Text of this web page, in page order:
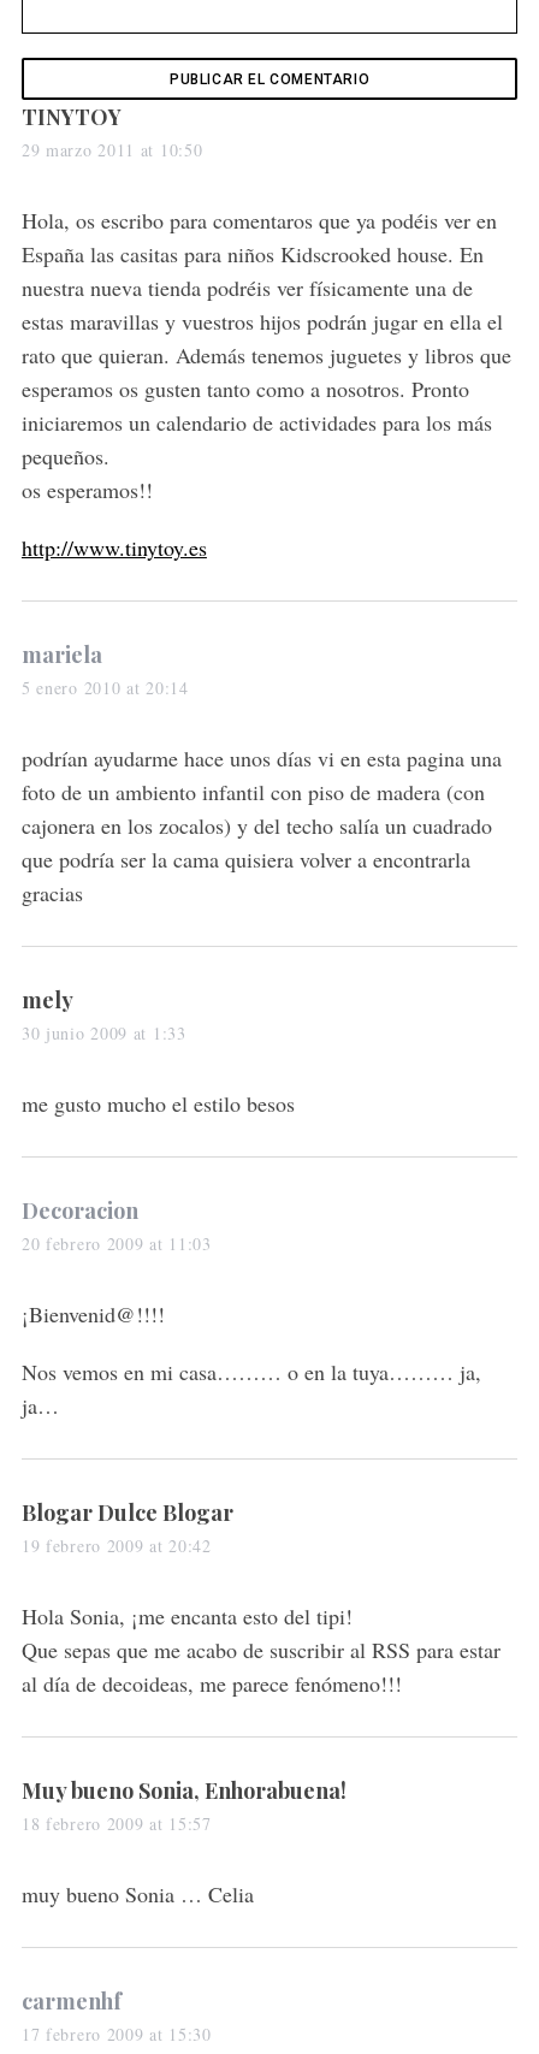
s
a
s
:
TINYTOY
29 marzo 2011 at 10:50
Hola, os escribo para comentaros que ya podéis ver en
España las casitas para niños Kidscrooked house. En
nuestra nueva tienda podréis ver físicamente una de
estas maravillas y vuestros hijos podrán jugar en ella el
rato que quieran. Además tenemos juguetes y libros que
esperamos os gusten tanto como a nosotros. Pronto
iniciaremos un calendario de actividades para los más
pequeños.
os esperamos!!
http://www.tinytoy.es
s
a
s
:
mariela
5 enero 2010 at 20:14
podrían ayudarme hace unos días vi en esta pagina una
foto de un ambiento infantil con piso de madera (con
cajonera en los zocalos) y del techo salía un cuadrado
que podría ser la cama quisiera volver a encontrarla
gracias
s
a
s
mely
30 junio 2009 at 1:33
me gusto mucho el estilo besos
s
a
s
Decoracion
20 febrero 2009 at 11:03
¡Bienvenid@!!!!
Nos vemos en mi casa……… o en la tuya……… ja,
ja…
s
a
s
:
Blogar Dulce Blogar
19 febrero 2009 at 20:42
Hola Sonia, ¡me encanta esto del tipi!
Que sepas que me acabo de suscribir al RSS para estar
al día de decoideas, me parece fenómeno!!!
s
a
s
Muy bueno Sonia, Enhorabuena!
18 febrero 2009 at 15:57
muy bueno Sonia … Celia
s
a
carmenhf
17 febrero 2009 at 15:30
r
c
h
f
o